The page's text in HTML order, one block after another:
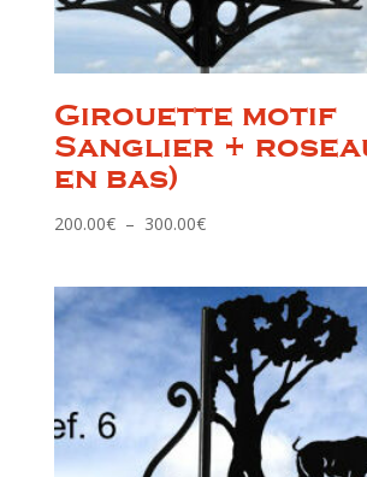
Girouette motif
Sanglier +
en bas)
200.00€ – 300.00€Plage
200.00€
300.00€